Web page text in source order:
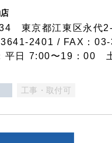
東京都江東区永代
2401 / FAX：
平日 7:00〜19：00
工事・取付可